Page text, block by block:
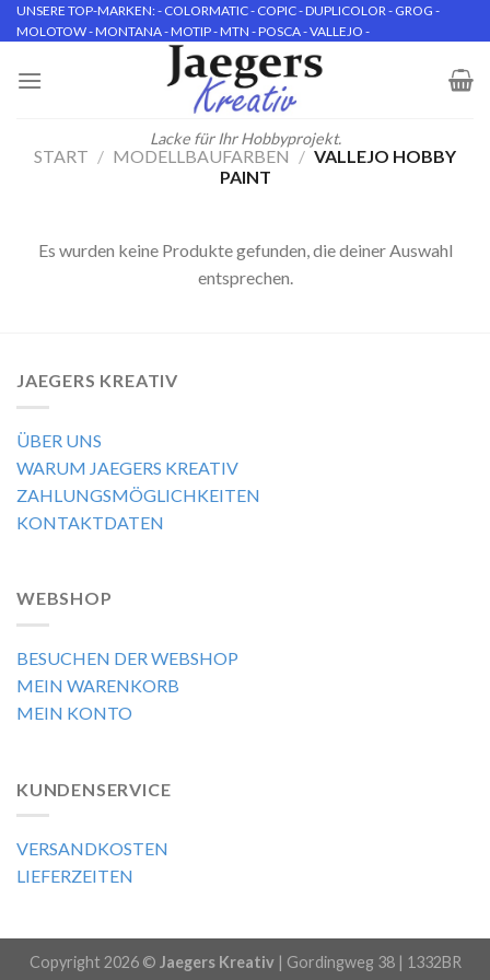
Skip
to
UNSERE TOP-MARKEN: - COLORMATIC - COPIC - DUPLICOLOR - GROG -
MOLOTOW - MONTANA - MOTIP - MTN - POSCA - VALLEJO -
Lacke für Ihr Hobbyprojekt.
START / MODELLBAUFARBEN / VALLEJO HOBBY
PAINT
Es wurden keine Produkte gefunden, die deiner Auswahl
entsprechen.
JAEGERS KREATIV
ÜBER UNS
WARUM JAEGERS KREATIV
ZAHLUNGSMÖGLICHKEITEN
KONTAKTDATEN
WEBSHOP
BESUCHEN DER WEBSHOP
MEIN WARENKORB
MEIN KONTO
KUNDENSERVICE
VERSANDKOSTEN
LIEFERZEITEN
Copyright 2026 © Jaegers Kreativ| Gordingweg 38 | 1332BR